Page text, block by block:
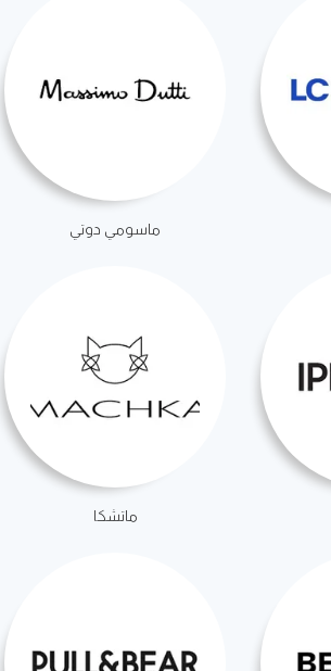
ماسومي دوتي
ماتشكا